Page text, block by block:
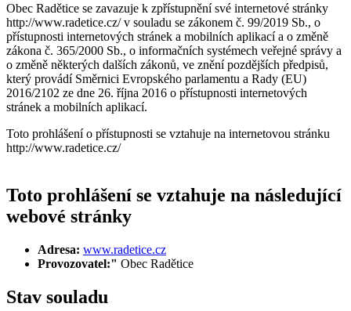
Obec Radětice se zavazuje k zpřístupnění své internetové stránky
http://www.radetice.cz/ v souladu se zákonem č. 99/2019 Sb., o
přístupnosti internetových stránek a mobilních aplikací a o změně
zákona č. 365/2000 Sb., o informačních systémech veřejné správy a
o změně některých dalších zákonů, ve znění pozdějších předpisů,
který provádí Směrnici Evropského parlamentu a Rady (EU)
2016/2102 ze dne 26. října 2016 o přístupnosti internetových
stránek a mobilních aplikací.
Toto prohlášení o přístupnosti se vztahuje na internetovou stránku
http://www.radetice.cz/
Toto prohlášení se vztahuje na následující
webové stránky
Adresa: www.radetice.cz
Provozovatel:" Obec Radětice
Stav souladu